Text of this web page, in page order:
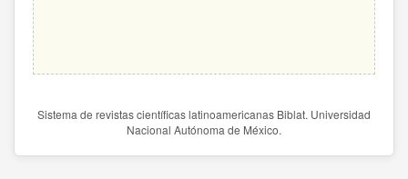
Sistema de revistas científicas latinoamericanas Biblat. Universidad
Nacional Autónoma de México.